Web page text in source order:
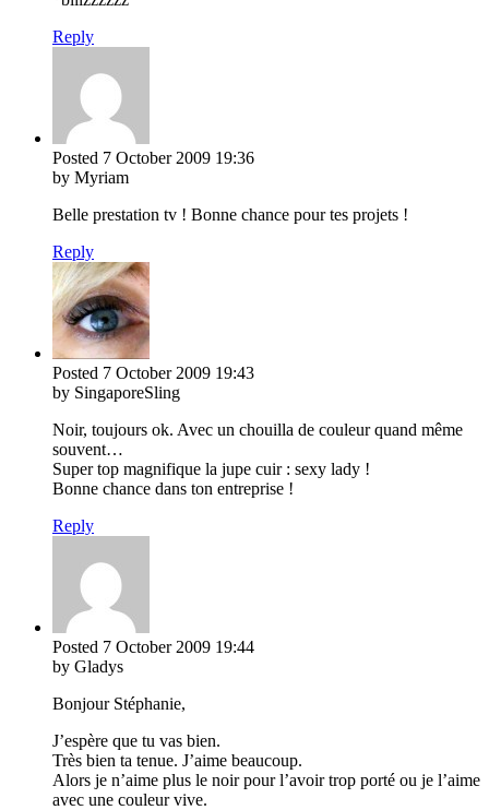
Reply
Posted 7 October 2009 19:36
by Myriam
Belle prestation tv ! Bonne chance pour tes projets !
Reply
Posted 7 October 2009 19:43
by SingaporeSling
Noir, toujours ok. Avec un chouilla de couleur quand même
souvent…
Super top magnifique la jupe cuir : sexy lady !
Bonne chance dans ton entreprise !
Reply
Posted 7 October 2009 19:44
by Gladys
Bonjour Stéphanie,
J’espère que tu vas bien.
Très bien ta tenue. J’aime beaucoup.
Alors je n’aime plus le noir pour l’avoir trop porté ou je l’aime
avec une couleur vive.